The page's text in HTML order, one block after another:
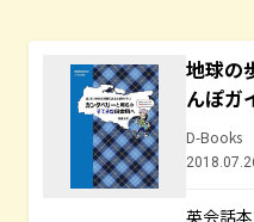
地球の
んぽガ
D-Books
英会話